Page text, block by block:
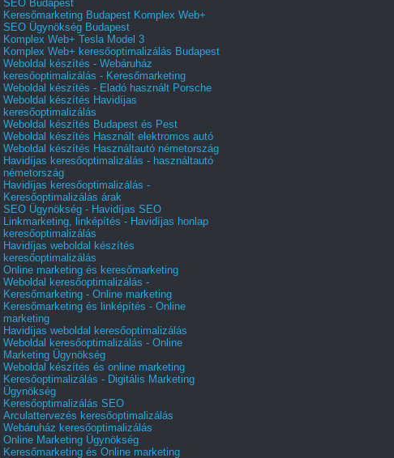
SEO Budapest
Keresőmarketing Budapest Komplex Web+
SEO Ügynökség Budapest
Komplex Web+ Tesla Model 3
Komplex Web+ keresőoptimalizálás Budapest
Weboldal készítés - Webáruház
keresőoptimalizálás - Keresőmarketing
Weboldal készítés - Eladó használt Porsche
Weboldal készítés Havidíjas
keresőoptimalizálás
Weboldal készítés Budapest és Pest
Weboldal készítés Használt elektromos autó
Weboldal készítés Használtautó németország
Havidíjas keresőoptimalizálás - használtautó
németország
Havidíjas keresőoptimalizálás -
Keresőoptimalizálás árak
SEO Ügynökség - Havidíjas SEO
Linkmarketing, linképítés - Havidíjas honlap
keresőoptimalizálás
Havidíjas weboldal készítés
keresőoptimalizálás
Online marketing és keresőmarketing
Weboldal keresőoptimalizálás -
Keresőmarketing - Online marketing
Keresőmarketing és linképítés - Online
marketing
Havidíjas weboldal keresőoptimalizálás
Weboldal keresőoptimalizálás - Online
Marketing Ügynökség
Weboldal készítés és online marketing
Keresőoptimalizálás - Digitális Marketing
Ügynökség
Keresőoptimalizálás SEO
Arculattervezés keresőoptimalizálás
Webáruház keresőoptimalizálás
Online Marketing Ügynökség
Keresőmarketing és Online marketing